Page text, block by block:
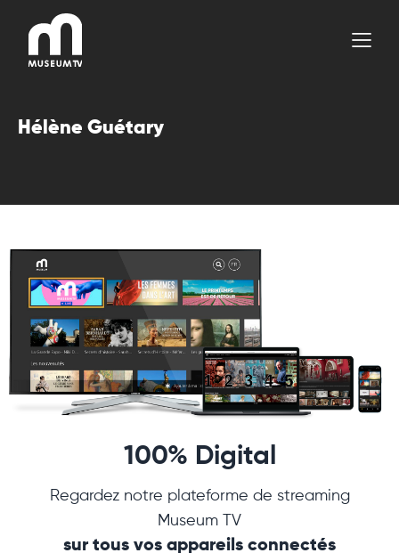
contenu
Hélène Guétary
100% Digital
Regardez notre plateforme de streaming
Museum TV
sur tous vos appareils connectés